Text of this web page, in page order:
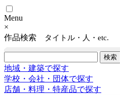
Menu
×
作品検索
タイトル・人・etc.
地域・建築で探す
学校・会社・団体で探す
店舗・料理・特産品で探す